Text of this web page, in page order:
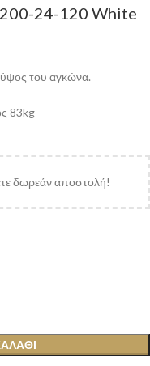
24-120 White
του αγκώνα.
83kg
δωρεάν αποστολή!